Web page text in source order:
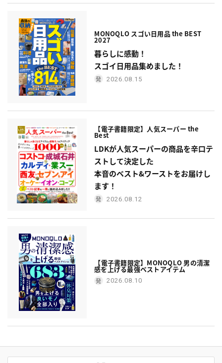
MONOQLO スゴい日用品 the BEST
2027
暮らしに感動！
スゴイ日用品集めました！
2026.08.15
【電子書籍限定】人気スーパー the
Best
LDKが人気スーパーの商品を辛口テ
ストして決定した
本音のベスト&ワーストをお届けし
ます！
2026.08.12
【電子書籍限定】MONOQLO 男の清潔
感を上げる最強ベストアイテム
2026.08.10